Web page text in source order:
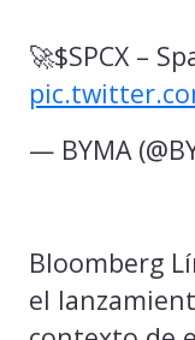
🚀$SPCX –
— BYMA
Bloomberg
el